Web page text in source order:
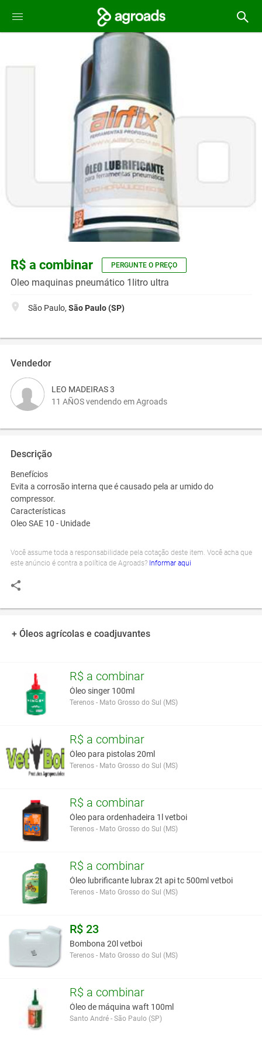
R$ a combinar PERGUNTE O PREÇO
Oleo maquinas pneumático 1litro ultra
São Paulo, São Paulo (SP)
Vendedor
LEO MADEIRAS 3
11 AÑOS vendendo em Agroads
Descrição
Benefícios
Evita a corrosão interna que é causado pela ar umido do
compressor.
Características
Oleo SAE 10 - Unidade
Você assume toda a responsabilidade pela cotação deste item. Você acha que
este anúncio é contra a política de Agroads? Informar aqui
+ Óleos agrícolas e coadjuvantes
R$ a combinar
Óleo singer 100ml
Terenos - Mato Grosso do Sul (MS)
R$ a combinar
Óleo para pistolas 20ml
Terenos - Mato Grosso do Sul (MS)
R$ a combinar
Óleo para ordenhadeira 1l vetboi
Terenos - Mato Grosso do Sul (MS)
R$ a combinar
Óleo lubrificante lubrax 2t api tc 500ml vetboi
Terenos - Mato Grosso do Sul (MS)
R$ 23
Bombona 20l vetboi
Terenos - Mato Grosso do Sul (MS)
R$ a combinar
Óleo de máquina waft 100ml
Santo André - São Paulo (SP)